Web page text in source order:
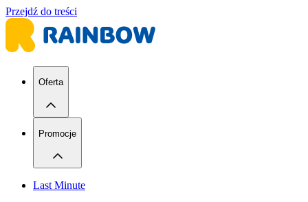
Przejdź do treści
Oferta
Promocje
Last Minute